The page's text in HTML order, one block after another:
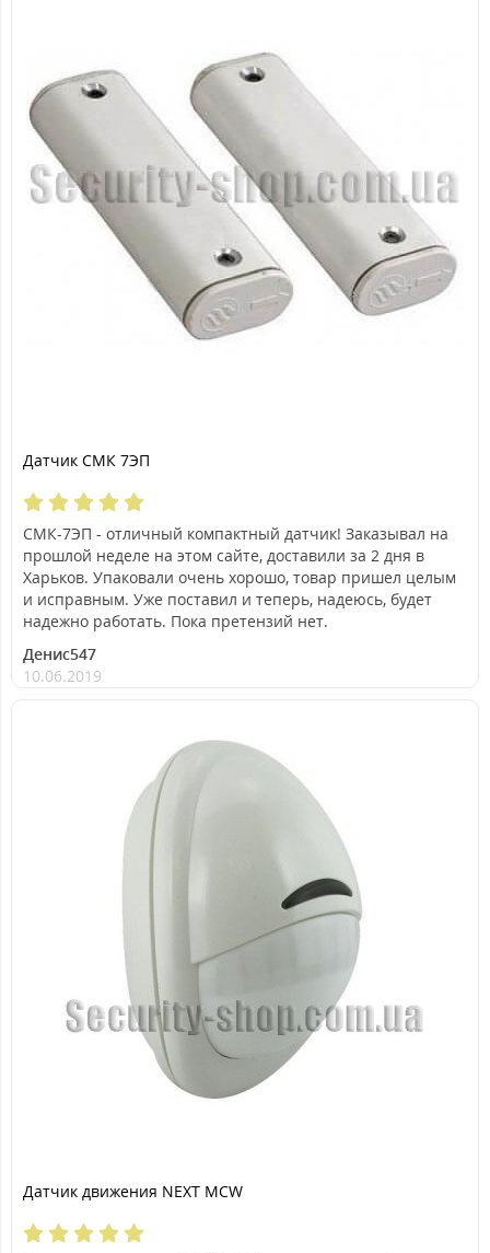
Датчик СМК 7ЭП
СМК-7ЭП - отличный компактный датчик! Заказывал на
прошлой неделе на этом сайте, доставили за 2 дня в
Харьков. Упаковали очень хорошо, товар пришел целым
и исправным. Уже поставил и теперь, надеюсь, будет
надежно работать. Пока претензий нет.
Денис547
10.06.2019
Датчик движения NEXT MCW